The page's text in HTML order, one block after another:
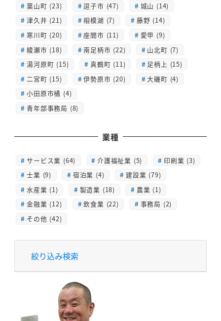
葉山町 (23)
逗子市 (47)
城山 (14)
津久井 (21)
相模湖 (7)
藤野 (14)
寒川町 (20)
座間市 (11)
愛甲 (9)
綾瀬市 (18)
南足柄市 (22)
山北町 (7)
湯河原町 (15)
真鶴町 (11)
足柄上 (15)
二宮町 (15)
伊勢原市 (20)
大磯町 (4)
小田原市橘 (4)
青年部事務局 (8)
業種
サービス業 (64) 介護福祉業 (5)
印刷業 (3)
士業 (9)
宿泊業 (4)
建設業 (79)
水産業 (1)
製造業 (18)
農業 (1)
金融業 (12)
飲食業 (22)
事務局 (2)
その他 (42)
絞り込み検索